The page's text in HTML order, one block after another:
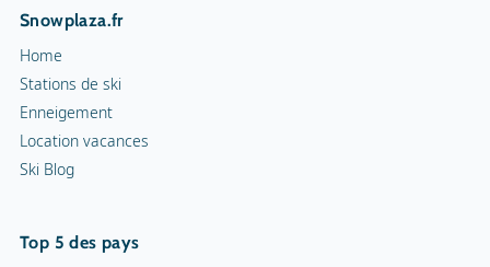
Snowplaza.fr
Home
Stations de ski
Enneigement
Location vacances
Ski Blog
Top 5 des pays